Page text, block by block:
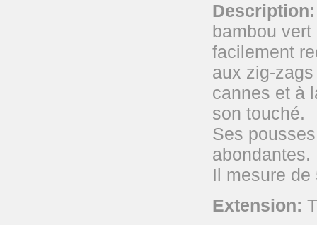
Description:
bambou
facilement
aux zig-
cannes et à
son touché.
Ses
abondantes.
Il mesure de
Extension: